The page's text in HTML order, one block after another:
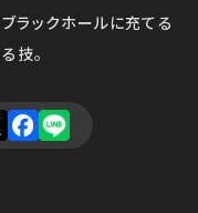
ラックホールに充てる
技。